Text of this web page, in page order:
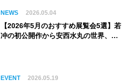
NEWS 2026.05.04
【2026年5月のおすすめ展覧会5選】若
冲の初公開作から安西水丸の世界、そ
EVENT 2026.05.19